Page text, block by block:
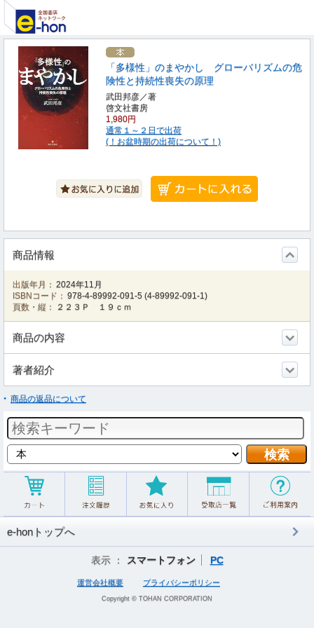
「多様性」のまやかし グローバリズムの危
険性と持続性喪失の原理
武田邦彦／著
啓文社書房
1,980円
通常１～２日で出荷
(！お盆時期の出荷について！)
商品情報
出版年月： 2024年11月
ISBNコード： 978-4-89992-091-5 (4-89992-091-1)
頁数・縦：
２２３Ｐ １９ｃｍ
商品の内容
著者紹介
商品の返品について
e-honトップへ
表示 ： スマートフォン PC
運営会社概要 プライバシーポリシー
Copyright © TOHAN CORPORATION